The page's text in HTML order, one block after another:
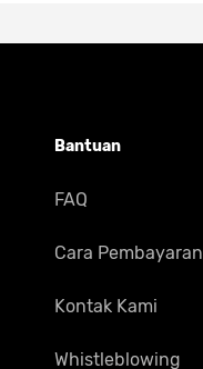
Bantuan
FAQ
Cara Pembayaran
Kontak Kami
Whistleblowing